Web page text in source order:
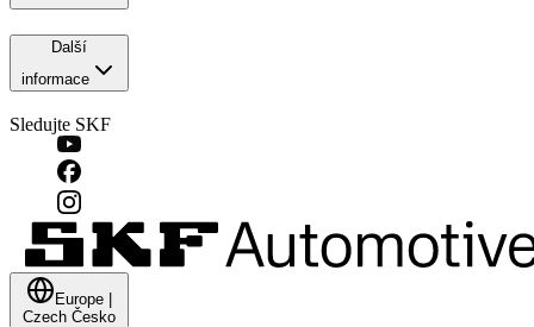
Další
informace
Sledujte SKF
Europe
Czech Česko